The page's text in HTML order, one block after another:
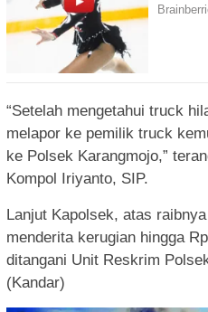
“Setelah mengetahui truck
melapor ke pemilik truck
ke Polsek Karangmojo,”
Kompol Iriyanto, SIP.
Lanjut Kapolsek, atas
menderita kerugian hingga
ditangani Unit Reskrim
(Kandar)